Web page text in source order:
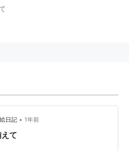
日記 • 1年前
て